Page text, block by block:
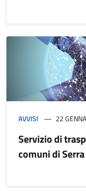
AVVISI 22
Servizio di
comuni di